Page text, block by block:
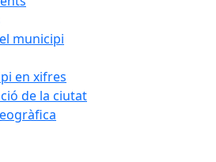
municipi
en xifres
de la ciutat